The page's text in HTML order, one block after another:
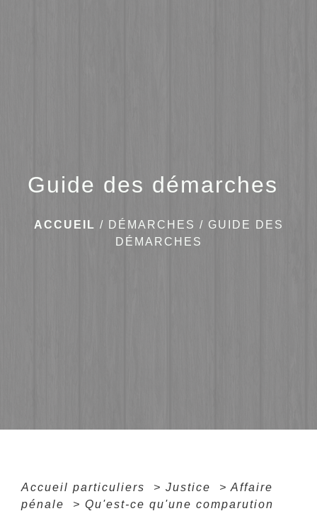
Guide des démarches
ACCUEIL / DÉMARCHES / GUIDE DES
DÉMARCHES
Accueil particuliers > Justice > Affaire
pénale
> Qu'est-ce qu'une comparution